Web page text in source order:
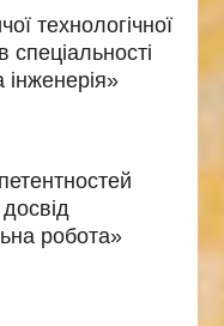
технологічної
спеціальності
робота»